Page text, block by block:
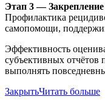
Этап 3 — Закрепление
Профилактика
самопомощи,
Эффективность
субъективных отчётов
выполнять
ЗакрытьЧитать больше